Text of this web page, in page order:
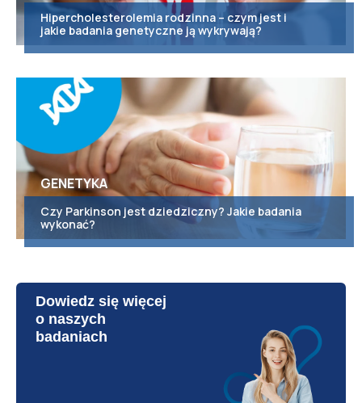
Hipercholesterolemia rodzinna – czym jest i
jakie badania genetyczne ją wykrywają?
GENETYKA
Czy Parkinson jest dziedziczny? Jakie badania
wykonać?
Dowiedz się więcej
o naszych
badaniach